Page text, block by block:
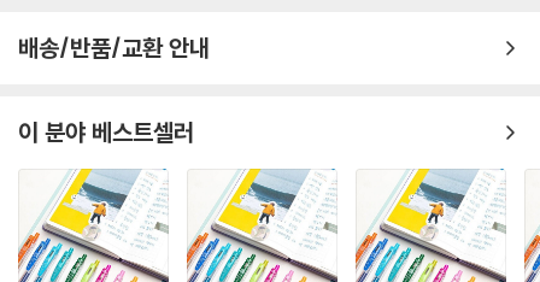
배송/반품/교환 안내
이 분야 베스트셀러